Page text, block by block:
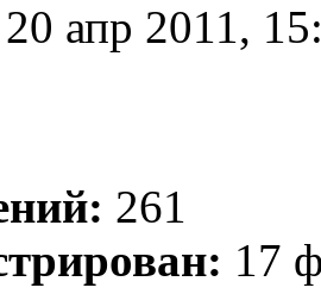
апр 2011,
261
17